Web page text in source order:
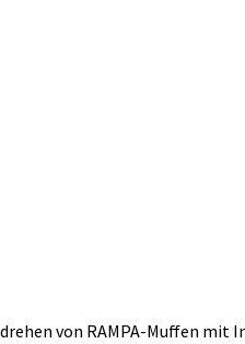
von RAMPA-Muffen